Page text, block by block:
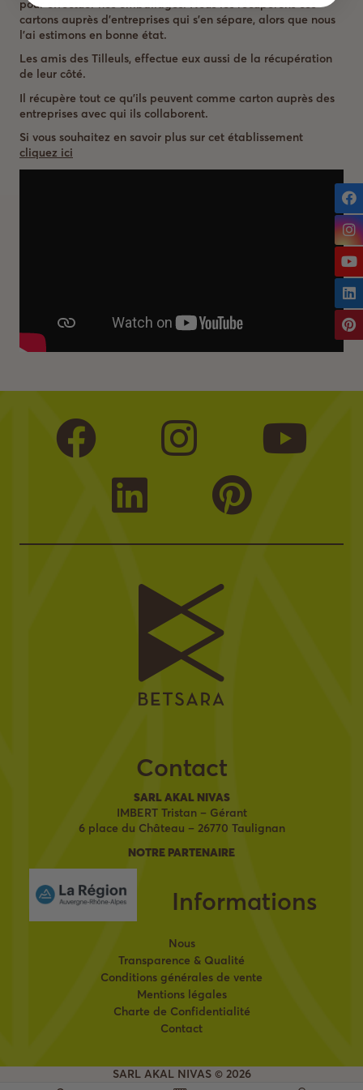
pour effectuer nos emballages. Nous les récupérons ces
cartons auprès d’entreprises qui s’en sépare, alors que nous
l’ai estimons en bonne état.
Les amis des Tilleuls, effectue eux aussi de la récupération
de leur côté.
Il récupère tout ce qu’ils peuvent comme carton auprès des
entreprises avec qui ils collaborent.
Si vous souhaitez en savoir plus sur cet établissement
cliquez ici
Contact
SARL AKAL NIVAS
IMBERT Tristan – Gérant
6 place du Château – 26770 Taulignan
NOTRE PARTENAIRE
Informations
Nous
Transparence & Qualité
Conditions générales de vente
Mentions légales
Charte de Confidentialité
Contact
SARL AKAL NIVAS © 2026